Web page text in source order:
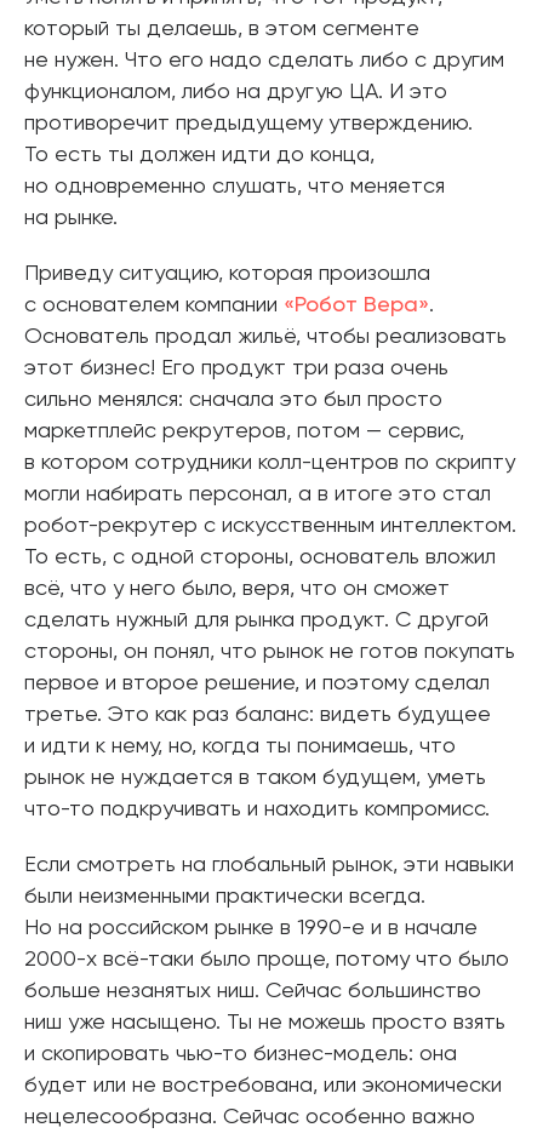
который ты делаешь, в этом сегменте
не нужен. Что его надо сделать либо с другим
функционалом, либо на другую ЦА. И это
противоречит предыдущему утверждению.
То есть ты должен идти до конца,
но одновременно слушать, что меняется
на рынке.
Приведу ситуацию, которая произошла
с основателем компании «Робот Вера».
Основатель продал жильё, чтобы реализовать
этот бизнес! Его продукт три раза очень
сильно менялся: сначала это был просто
маркетплейс рекрутеров, потом — сервис,
в котором сотрудники колл-центров по скрипту
могли набирать персонал, а в итоге это стал
робот-рекрутер с искусственным интеллектом.
То есть, с одной стороны, основатель вложил
всё, что у него было, веря, что он сможет
сделать нужный для рынка продукт. С другой
стороны, он понял, что рынок не готов покупать
первое и второе решение, и поэтому сделал
третье. Это как раз баланс: видеть будущее
и идти к нему, но, когда ты понимаешь, что
рынок не нуждается в таком будущем, уметь
что-то подкручивать и находить компромисс.
Если смотреть на глобальный рынок, эти навыки
были неизменными практически всегда.
Но на российском рынке в 1990-е и в начале
2000-х всё-таки было проще, потому что было
больше незанятых ниш. Сейчас большинство
ниш уже насыщено. Ты не можешь просто взять
и скопировать чью-то бизнес-модель: она
будет или не востребована, или экономически
нецелесообразна. Сейчас особенно важно